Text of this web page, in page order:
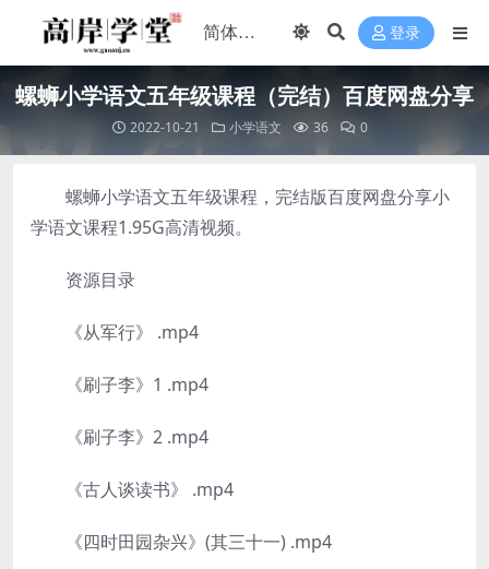
登录
螺蛳小学语文五年级课程（完结）百度网盘分享
2022-10-21 小学语文 36 0
螺蛳小学语文五年级课程，完结版百度网盘分享小
学语文课程1.95G高清视频。
资源目录
《从军行》 .mp4
《刷子李》1 .mp4
《刷子李》2 .mp4
《古人谈读书》 .mp4
《四时田园杂兴》(其三十一) .mp4